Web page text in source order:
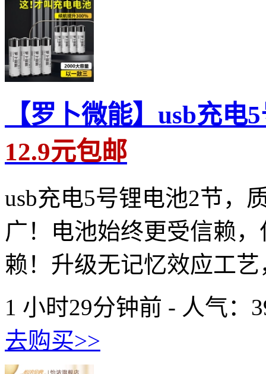
【罗卜微能】usb充电
12.9元包邮
usb充电5号锂电池2节，
广！电池始终更受信赖
赖！升级无记忆效应工
1 小时29分钟前 - 人气：
去购买>>